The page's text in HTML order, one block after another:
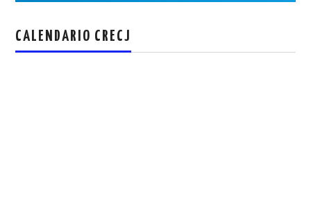
CALENDARIO CRECJ